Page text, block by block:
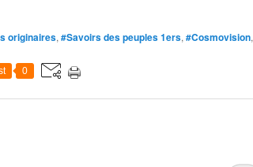
originaires, #Savoirs des peuples 1ers, #Cosmovision,
0